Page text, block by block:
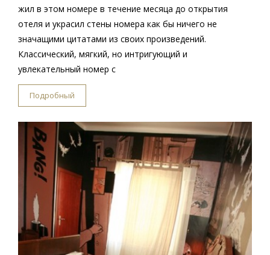
жил в этом номере в течение месяца до открытия
отеля и украсил стены номера как бы ничего не
значащими цитатами из своих произведений.
Классический, мягкий, но интригующий и
увлекательный номер с
Подробный